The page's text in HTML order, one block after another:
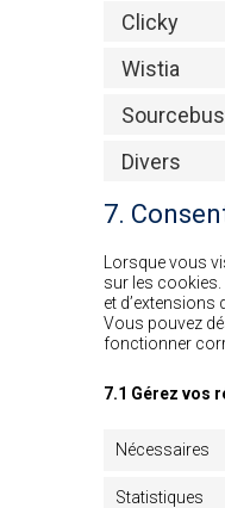
Clicky
Wistia
Divers
7.
Lorsque vous
sur les cookies.
et
Vous pouvez
fonctionner
7.1 Gérez vos
Nécessaires
Statistiques